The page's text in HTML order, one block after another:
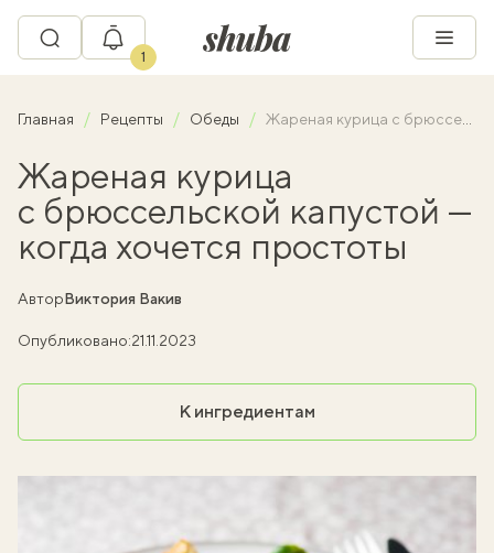
1
Главная Рецепты Обеды Жареная курица с брюссельской капустой — когда хочется простоты
Жареная курица
с брюссельской капустой —
когда хочется простоты
АвторВиктория Вакив
Опубликовано:21.11.2023
К ингредиентам